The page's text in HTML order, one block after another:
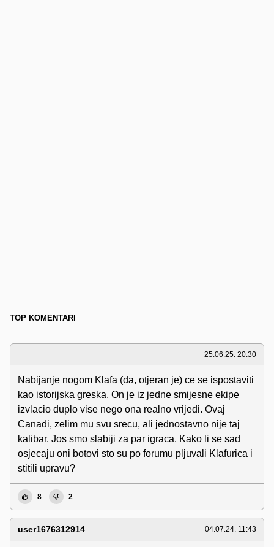
TOP KOMENTARI
25.06.25. 20:30
Nabijanje nogom Klafa (da, otjeran je) ce se ispostaviti
kao istorijska greska. On je iz jedne smijesne ekipe
izvlacio duplo vise nego ona realno vrijedi. Ovaj
Canadi, zelim mu svu srecu, ali jednostavno nije taj
kalibar. Jos smo slabiji za par igraca. Kako li se sad
osjecaju oni botovi sto su po forumu pljuvali Klafurica i
stitili upravu?
8 2
user1676312914 04.07.24. 11:43